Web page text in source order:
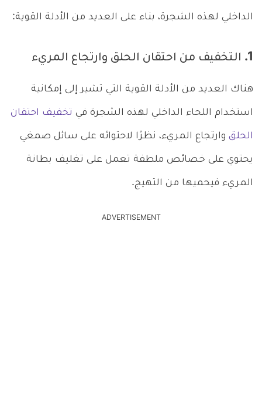
الداخلي لهذه الشجرة، بناء على العديد من الأدلة القوية:
1. التخفيف من احتقان الحلق وارتجاع المريء
هناك العديد من الأدلة القوية التي تشير إلى إمكانية
استخدام اللحاء الداخلي لهذه الشجرة في تخفيف احتقان
الحلق وارتجاع المريء، نظرًا لاحتوائه على سائل صمغي
يحتوي على خصائص ملطفة تعمل على تغليف بطانة
المريء فيحميها من التهيج.
ADVERTISEMENT